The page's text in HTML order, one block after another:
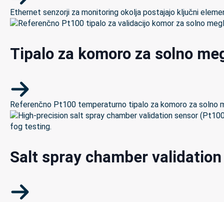
Ethernet senzorji za monitoring okolja postajajo ključni
Tipalo za komoro za solno
Referenčno Pt100 temperaturno tipalo za komoro za solno
Salt spray chamber